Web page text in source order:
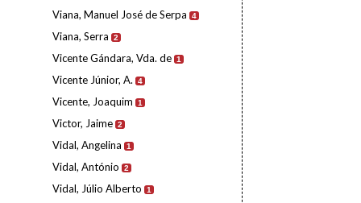
Viana, Manuel José de Serpa 4
Viana, Serra 2
Vicente Gándara, Vda. de 1
Vicente Júnior, A. 4
Vicente, Joaquim 1
Victor, Jaime 2
Vidal, Angelina 1
Vidal, António 2
Vidal, Júlio Alberto 1